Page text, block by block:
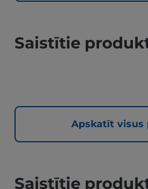
Saistītie
Apskatīt visus
Saistītie